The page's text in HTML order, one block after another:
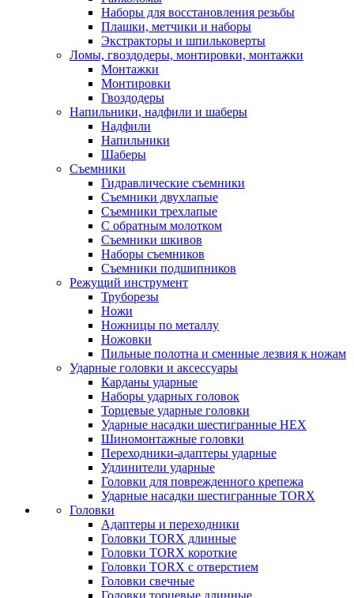
Наборы для восстановления резьбы
Плашки, метчики и наборы
Экстракторы и шпильковерты
Ломы, гвоздодеры, монтировки, монтажки
Монтажки
Монтировки
Гвоздодеры
Напильники, надфили и шаберы
Надфили
Напильники
Шаберы
Съемники
Гидравлические съемники
Съемники двухлапые
Съемники трехлапые
С обратным молотком
Съемники шкивов
Наборы съемников
Съемники подшипников
Режущий инструмент
Труборезы
Ножи
Ножницы по металлу
Ножовки
Пильные полотна и сменные лезвия к ножам
Ударные головки и аксессуары
Карданы ударные
Наборы ударных головок
Торцевые ударные головки
Ударные насадки шестигранные HEX
Шиномонтажные головки
Переходники-адаптеры ударные
Удлинители ударные
Головки для поврежденного крепежа
Ударные насадки шестигранные TORX
Головки
Адаптеры и переходники
Головки TORX длинные
Головки TORX короткие
Головки TORX с отверстием
Головки свечные
Головки торцевые длинные